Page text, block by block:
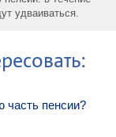
удваиваться.
часть пенсии?